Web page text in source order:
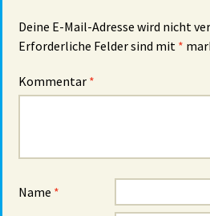
Deine E-Mail-Adresse wird nicht
Erforderliche Felder sind mit *
Kommentar *
Name *